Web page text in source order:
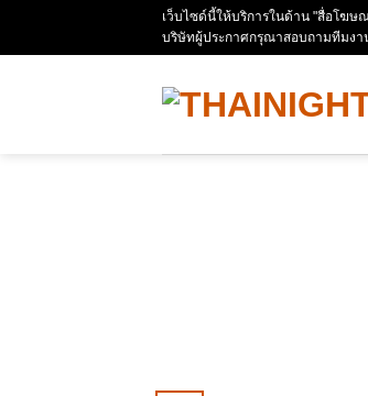
เว็บไซด์นี้ให้บริการในด้าน "สื่อโฆษ
บริษัทผู้ประกาศกรุณาสอบถามทีมงา